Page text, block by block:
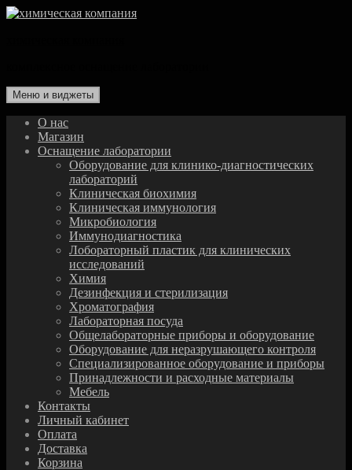
Перейти
Меню и виджеты
О нас
Магазин
Оснащение лаборатории
Оборудование для клинико-диагностических
лабораторий
Клиническая биохимия
Клиническая иммунология
Микробиология
Иммунодиагностика
Лобораторный пластик для клинических
исследований
Химия
Дезинфекция и стерилизация
Хроматография
Лабораторная посуда
Общелабораторные приборы и оборудование
Оборудование для неразрушающего контроля
Специализированное оборудование и приборы
Принадлежности и расходные материалы
Мебель
Контакты
Личный кабинет
Оплата
Доставка
Корзина